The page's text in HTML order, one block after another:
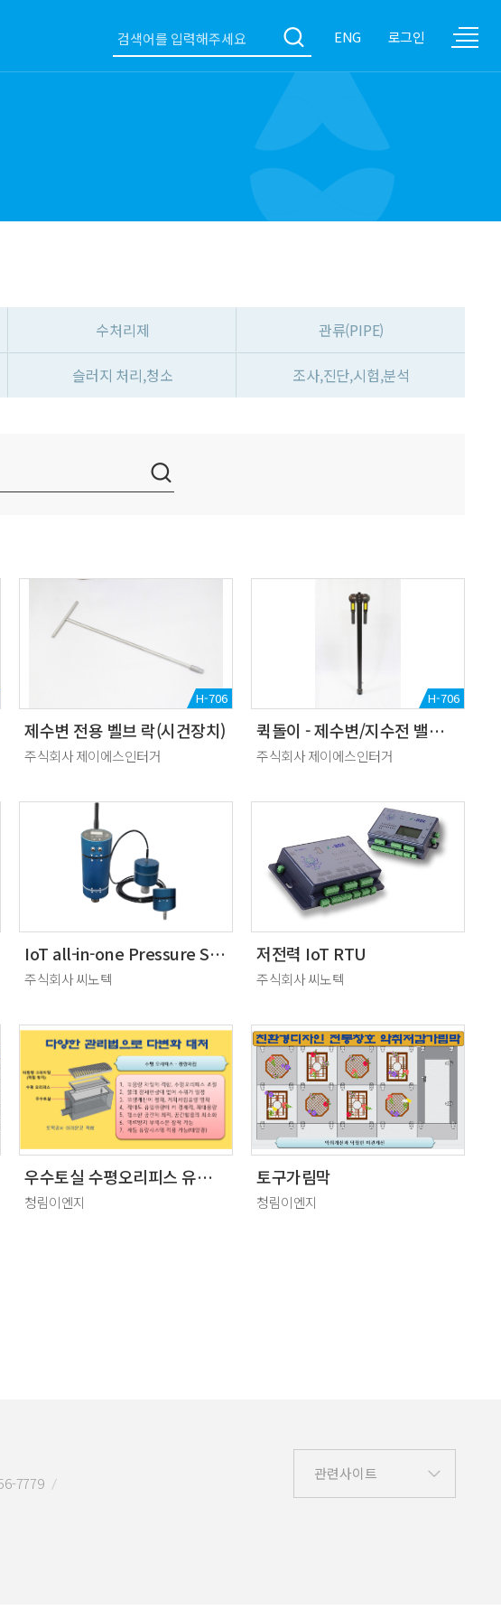
ENG 로그인
수처리제 관류(PIPE)
슬러지 처리,청소 조사,진단,시험,분석
H-706
제수변 전용 벨브 락(시건장치)
주식회사 제이에스인터거
H-706
퀵돌이 - 제수변/지수전 밸브 조절 렌치
주식회사 제이에스인터거
IoT all-in-one Pressure Sensor
주식회사 씨노텍
저전력 IoT RTU
주식회사 씨노텍
우수토실 수평오리피스 유량조절장치
청림이엔지
토구가림막
청림이엔지
7779